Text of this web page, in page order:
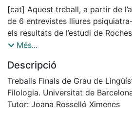
[cat] Aquest treball, a partir de
de 6 entrevistes lliures
els resultats de l’estudi de
que apunten que la parla
caracteritza per una
en comparació amb els altres
discursiva (referencial,
substitutiva).
Més...
Descripció
Treballs Finals de Grau de
Filologia. Universitat de
Tutor: Joana Rosselló Ximenes